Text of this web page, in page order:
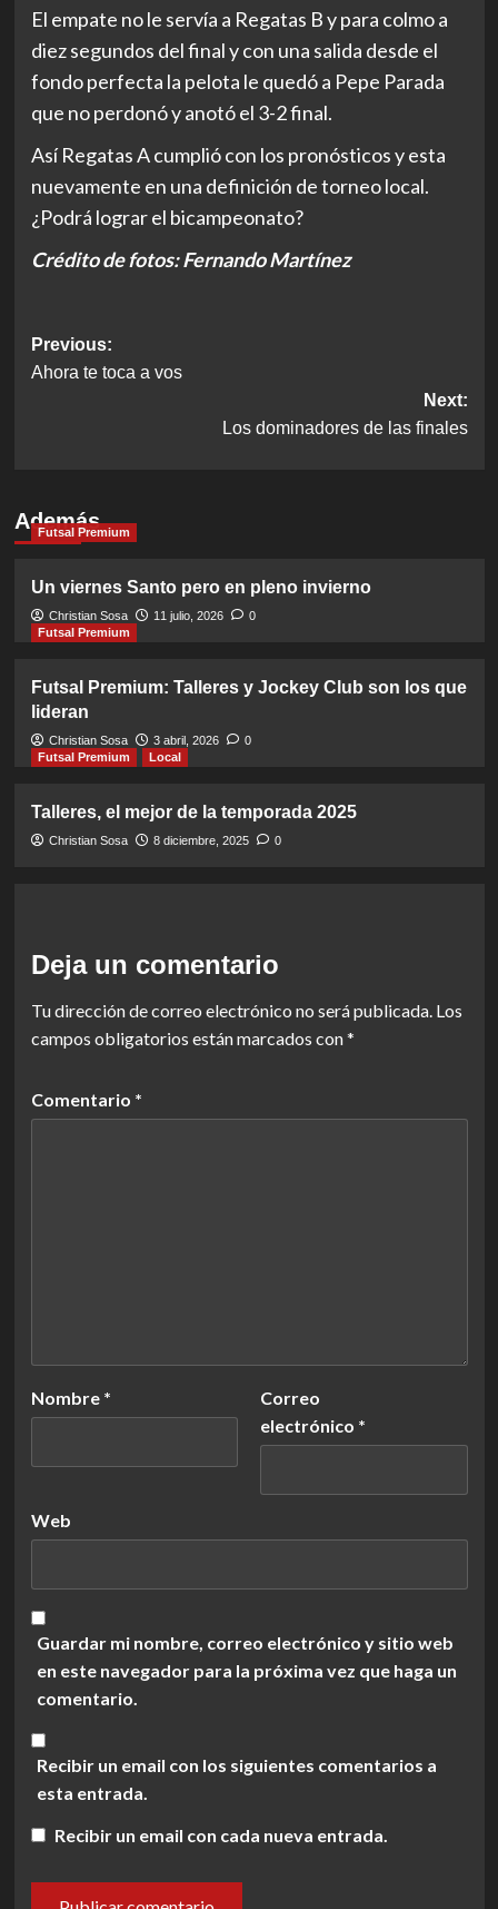
El empate no le servía a Regatas B y para colmo a
diez segundos del final y con una salida desde el
fondo perfecta la pelota le quedó a Pepe Parada
que no perdonó y anotó el 3-2 final.
Así Regatas A cumplió con los pronósticos y esta
nuevamente en una definición de torneo local.
¿Podrá lograr el bicampeonato?
Crédito de fotos: Fernando Martínez
Post
navigation
Previous:
Ahora te toca a vos
Next:
Los dominadores de las finales
Además
Futsal Premium
Un viernes Santo pero en pleno invierno
Christian Sosa 11 julio, 2026
0
Futsal Premium
Futsal Premium: Talleres y Jockey Club son los que
lideran
Christian Sosa 3 abril, 2026
0
Futsal Premium
Local
Talleres, el mejor de la temporada 2025
Christian Sosa 8 diciembre, 2025 0
Deja un comentario
Tu dirección de correo electrónico no será publicada. Los
campos obligatorios están marcados con*
Comentario *
Nombre *
Correo
electrónico *
Web
Guardar mi nombre, correo electrónico y sitio web
en este navegador para la próxima vez que haga un
comentario.
Recibir un email con los siguientes comentarios a
esta entrada.
Recibir un email con cada nueva entrada.